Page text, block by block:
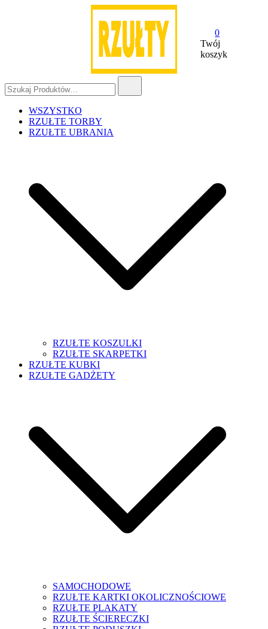
0
Twój
koszyk
WSZYSTKO
RZUŁTE TORBY
RZUŁTE UBRANIA
RZUŁTE KOSZULKI
RZUŁTE SKARPETKI
RZUŁTE KUBKI
RZUŁTE GADŻETY
SAMOCHODOWE
RZUŁTE KARTKI OKOLICZNOŚCIOWE
RZUŁTE PLAKATY
RZUŁTE ŚCIERECZKI